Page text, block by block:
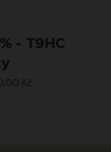
- T9HC
Kč